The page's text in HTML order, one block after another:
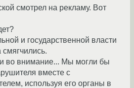
смотрел на рекламу. Вот
и государственной власти
смягчились.
во внимание... Мы могли бы
вместе с
используя его органы в